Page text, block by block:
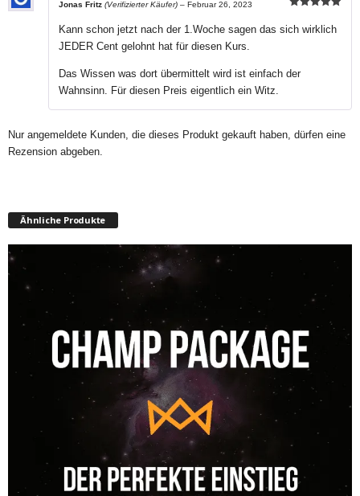
5von 5
Jonas Fritz (Verifizierter Käufer) – Februar 26, 2023
Kann schon jetzt nach der 1.Woche sagen das sich wirklich
JEDER Cent gelohnt hat für diesen Kurs.
Das Wissen was dort übermittelt wird ist einfach der
Wahnsinn. Für diesen Preis eigentlich ein Witz.
Nur angemeldete Kunden, die dieses Produkt gekauft haben, dürfen eine
Rezension abgeben.
Ähnliche Produkte